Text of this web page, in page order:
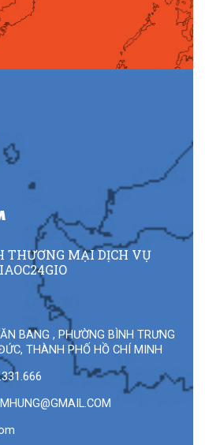
THƯƠNG MẠI DỊCH VỤ
BANG , PHƯỜNG BÌNH TRƯNG
THÀNH PHỐ HỒ CHÍ MINH